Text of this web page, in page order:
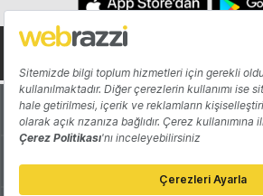
Hakkında
Katkıda Bulun